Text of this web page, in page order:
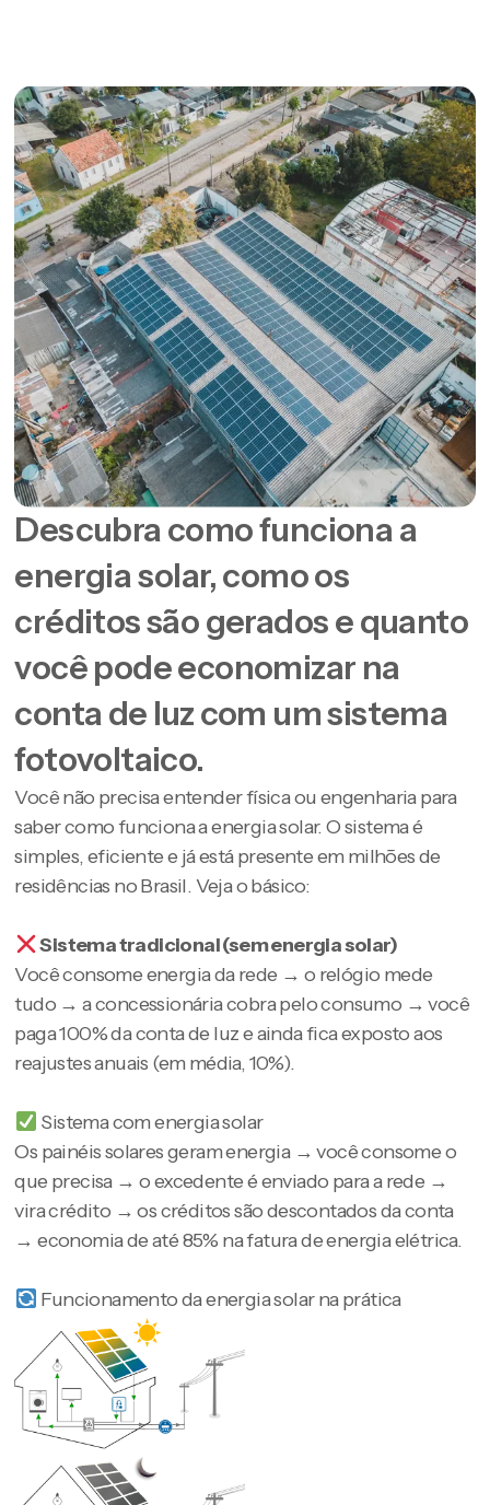
Descubra como funciona a
energia solar, como os
créditos são gerados e quanto
você pode economizar na
conta de luz com um sistema
fotovoltaico.
Você não precisa entender física ou engenharia para
saber como funciona a energia solar. O sistema é
simples, eficiente e já está presente em milhões de
residências no Brasil. Veja o básico:
Sistema tradicional (sem energia solar)
Você consome energia da rede → o relógio mede
tudo → a concessionária cobra pelo consumo → você
paga 100% da conta de luz e ainda fica exposto aos
reajustes anuais (em média, 10%).
Sistema com energia solar
Os painéis solares geram energia → você consome o
que precisa → o excedente é enviado para a rede →
vira crédito → os créditos são descontados da conta
→ economia de até 85% na fatura de energia elétrica.
Funcionamento da energia solar na prática